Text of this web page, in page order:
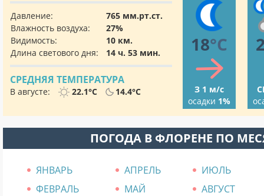
Давление:
765 мм.рт.ст.
Влажность воздуха:
27%
Видимость:
10 км.
Длина светового дня:
14 ч. 53 мин.
СРЕДНЯЯ ТЕМПЕРАТУРА
В августе: 22.1°C 14.4°C
18°C
З 1 м/с
осадки 1%
ПОГОДА В ФЛОРЕНЕ ПО
ЯНВАРЬ АПРЕЛЬ
ИЮЛЬ
ФЕВРАЛЬ
МАЙ
АВГУСТ